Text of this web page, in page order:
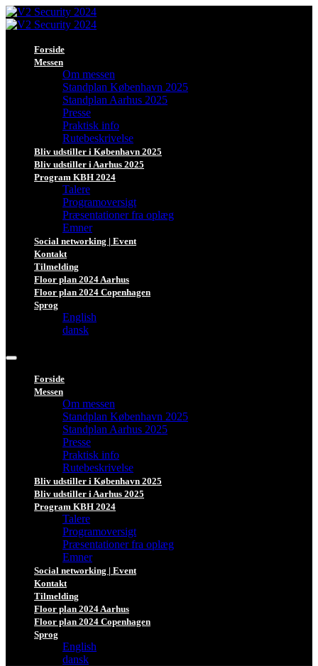
Forside
Messen
Om messen
Standplan København 2025
Standplan Aarhus 2025
Presse
Praktisk info
Rutebeskrivelse
Bliv udstiller i København 2025
Bliv udstiller i Aarhus 2025
Program KBH 2024
Talere
Programoversigt
Præsentationer fra oplæg
Emner
Social networking | Event
Kontakt
Tilmelding
Floor plan 2024 Aarhus
Floor plan 2024 Copenhagen
Sprog
English
dansk
Forside
Messen
Om messen
Standplan København 2025
Standplan Aarhus 2025
Presse
Praktisk info
Rutebeskrivelse
Bliv udstiller i København 2025
Bliv udstiller i Aarhus 2025
Program KBH 2024
Talere
Programoversigt
Præsentationer fra oplæg
Emner
Social networking | Event
Kontakt
Tilmelding
Floor plan 2024 Aarhus
Floor plan 2024 Copenhagen
Sprog
English
dansk